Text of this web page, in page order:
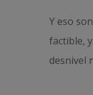
Y eso
factible,
desnivel